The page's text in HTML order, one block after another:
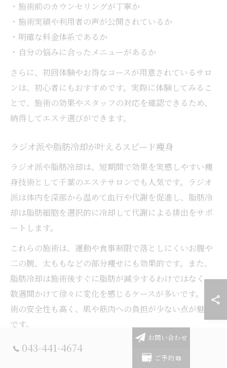
・施術前のカウンセリングが丁寧か
・施術実績や利用者の声が公開されているか
・明確な料金体系であるか
・自分の悩みに合ったメニューがあるか
さらに、初回体験やお得なコースが用意されているサロ
ンは、初心者にもおすすめです。実際に体験してみるこ
とで、施術の効果やスタッフの対応を確認できるため、
納得してエステ選びができます。
ラジオ派や脂肪冷却が叶えるスピード痩身
ラジオ派や脂肪冷却は、短期間で効果を実感しやすい痩
身技術として千葉のエステサロンでも人気です。ラジオ
派は体内を深部から温めて血行や代謝を促進し、脂肪冷
却は脂肪細胞を選択的に冷却して代謝による排出をサポ
ートします。
これらの施術は、運動や食事制限で落としにくいお腹や
二の腕、太ももなどの部分痩せにも効果的です。また、
脂肪冷却は施術後すぐに脂肪が減少するわけではなく、
数週間かけて徐々に変化を感じるケースが多いです。施
術の安全性も高く、肌や筋肉への負担が少ない点が魅力
です。
実際の利用者からは「短期間でウエストがスッキリし
た」「冷却後に徐々にサイズダウンした」といった声が
043-441-4674
お問い合わせ
ご予約